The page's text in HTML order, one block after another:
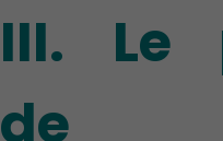
III. Le